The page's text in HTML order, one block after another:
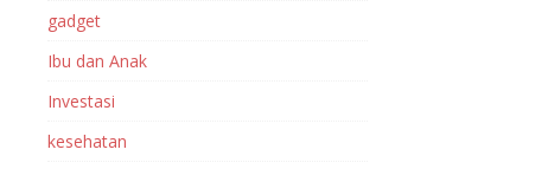
gadget
Ibu dan Anak
Investasi‎
kesehatan